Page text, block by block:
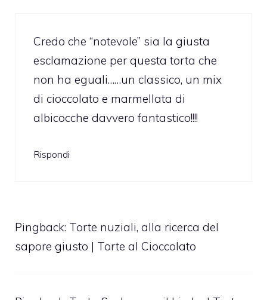
Credo che “notevole” sia la giusta
esclamazione per questa torta che
non ha eguali……un classico, un mix
di cioccolato e marmellata di
albicocche davvero fantastico!!!!
Rispondi
Pingback: Torte nuziali, alla ricerca del
sapore giusto | Torte al Cioccolato